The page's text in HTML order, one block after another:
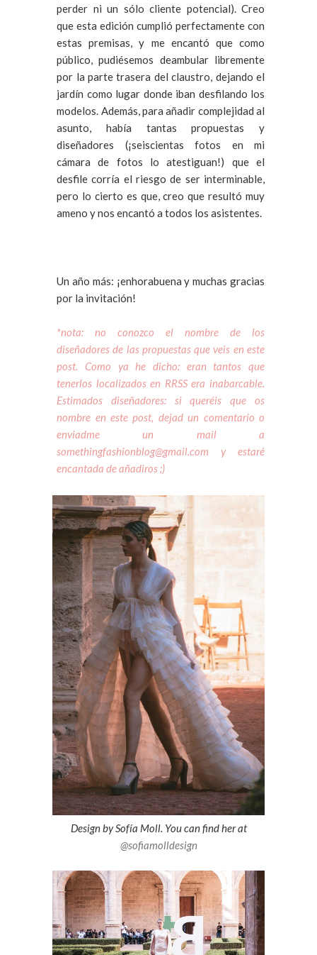
perder ni un sólo cliente potencial). Creo
que esta edición cumplió perfectamente con
estas premisas, y me encantó que como
público, pudiésemos deambular libremente
por la parte trasera del claustro, dejando el
jardín como lugar donde iban desfilando los
modelos. Además, para añadir complejidad al
asunto, había tantas propuestas y
diseñadores (¡seiscientas fotos en mi
cámara de fotos lo atestiguan!) que el
desfile corría el riesgo de ser interminable,
pero lo cierto es que, creo que resultó muy
ameno y nos encantó a todos los asistentes.
Un año más: ¡enhorabuena y muchas gracias
por la invitación!
*nota: no conozco el nombre de los
diseñadores de las propuestas que veis en este
post. Como ya he dicho: eran tantos que
tenerlos localizados en RRSS era inabarcable.
Estimados diseñadores: si queréis que os
nombre en este post, dejad un comentario o
enviadme un mail a
somethingfashionblog@gmail.com y estaré
encantada de añadiros ;)
Design by Sofía Moll. You can find her at
@sofiamolldesign